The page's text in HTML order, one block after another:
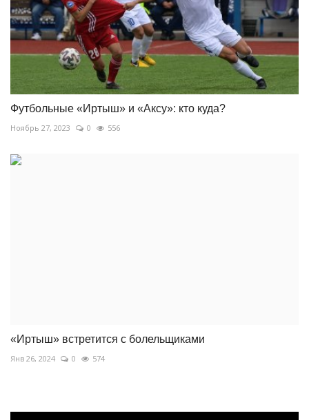
Футбольные «Иртыш» и «Аксу»: кто куда?
Ноябрь 27, 2023 0 556
«Иртыш» встретится с болельщиками
Янв 26, 2024 0 574